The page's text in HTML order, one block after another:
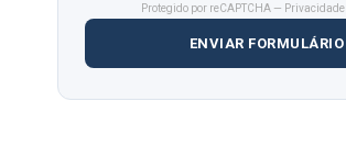
Protegido por reCAPTCHA — Privacidade
ENVIAR FORMULÁRIO